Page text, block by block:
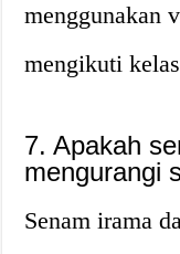
menggunakan
mengikuti
7. Apakah
mengurangi
Senam irama